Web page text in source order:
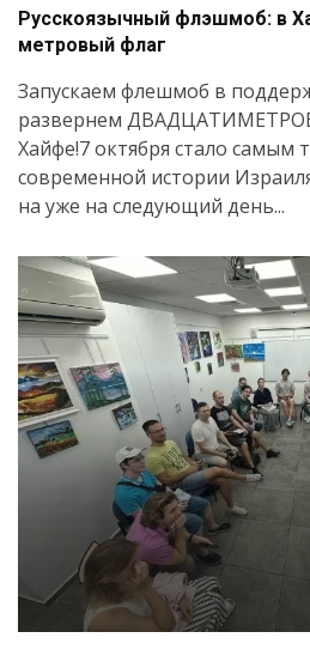
Русскоязычный флэшмоб: в
метровый флаг
Запускаем флешмоб в
развернем
Хайфе!7 октября стало самым
современной истории
на уже на следующий день...